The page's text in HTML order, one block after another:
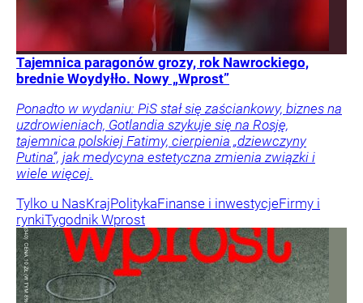
Tajemnica paragonów grozy, rok Nawrockiego,
brednie Woydyłło. Nowy „Wprost”
Ponadto w wydaniu: PiS stał się zaściankowy, biznes na
uzdrowieniach, Gotlandia szykuje się na Rosję,
tajemnica polskiej Fatimy, cierpienia „dziewczyny
Putina”, jak medycyna estetyczna zmienia związki i
wiele więcej.
Tylko u NasKrajPolitykaFinanse i inwestycjeFirmy i
rynkiTygodnik Wprost